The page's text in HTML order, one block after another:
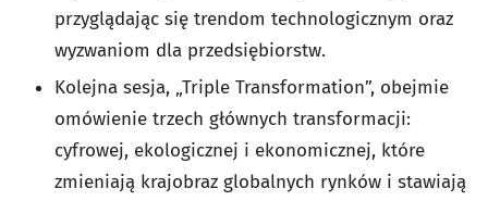
przyglądając się trendom technologicznym oraz
wyzwaniom dla przedsiębiorstw.
Kolejna sesja, „Triple Transformation”, obejmie
omówienie trzech głównych transformacji:
cyfrowej, ekologicznej i ekonomicznej, które
zmieniają krajobraz globalnych rynków i stawiają